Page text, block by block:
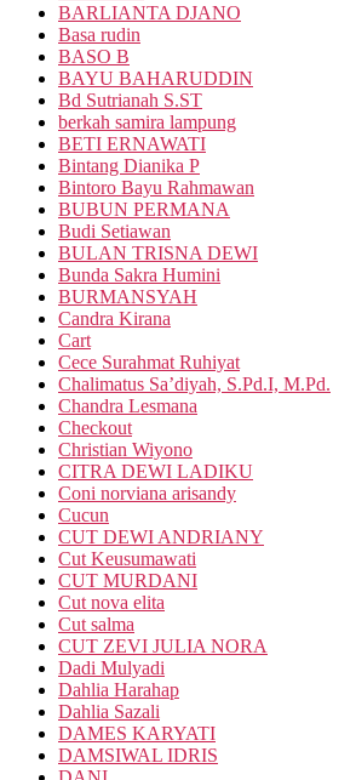
BARLIANTA DJANO
Basa rudin
BASO B
BAYU BAHARUDDIN
Bd Sutrianah S.ST
berkah samira lampung
BETI ERNAWATI
Bintang Dianika P
Bintoro Bayu Rahmawan
BUBUN PERMANA
Budi Setiawan
BULAN TRISNA DEWI
Bunda Sakra Humini
BURMANSYAH
Candra Kirana
Cart
Cece Surahmat Ruhiyat
Chalimatus Sa’diyah, S.Pd.I, M.Pd.
Chandra Lesmana
Checkout
Christian Wiyono
CITRA DEWI LADIKU
Coni norviana arisandy
Cucun
CUT DEWI ANDRIANY
Cut Keusumawati
CUT MURDANI
Cut nova elita
Cut salma
CUT ZEVI JULIA NORA
Dadi Mulyadi
Dahlia Harahap
Dahlia Sazali
DAMES KARYATI
DAMSIWAL IDRIS